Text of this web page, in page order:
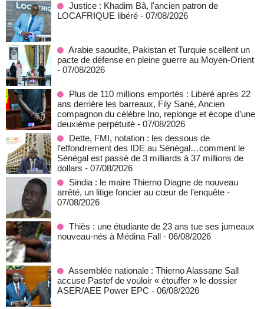
Justice : Khadim Bâ, l'ancien patron de
LOCAFRIQUE libéré - 07/08/2026
Arabie saoudite, Pakistan et Turquie scellent un
pacte de défense en pleine guerre au Moyen-Orient
- 07/08/2026
Plus de 110 millions emportés : Libéré après 22
ans derrière les barreaux, Fily Sané, Ancien
compagnon du célèbre Ino, replonge et écope d’une
deuxième perpétuité - 07/08/2026
Dette, FMI, notation : les dessous de
l’effondrement des IDE au Sénégal…comment le
Sénégal est passé de 3 milliards à 37 millions de
dollars - 07/08/2026
Sindia : le maire Thierno Diagne de nouveau
arrêté, un litige foncier au cœur de l’enquête -
07/08/2026
Thiès : une étudiante de 23 ans tue ses jumeaux
nouveau-nés à Médina Fall - 06/08/2026
Assemblée nationale : Thierno Alassane Sall
accuse Pastef de vouloir « étouffer » le dossier
ASER/AEE Power EPC - 06/08/2026